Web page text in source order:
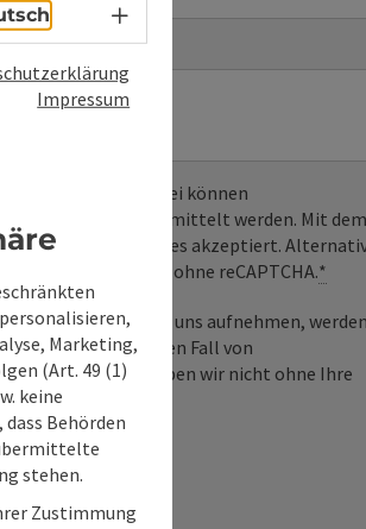
verwendet. Dabei können
an Google übermittelt werden. Mit dem
erforderlichen Cookies akzeptiert.
möglich – ganz ohne reCAPTCHA.*
E-Mail Kontakt mit uns aufnehmen, werden
Anfrage und für den Fall von
Diese Daten geben wir nicht ohne Ihre
Sprachwahl - Menü öffnen
Impressum
Marketing,
(Art. 49 (1)
keine
Behörden
stehen.
Zustimmung